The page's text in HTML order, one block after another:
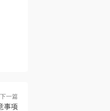
下一篇
事项